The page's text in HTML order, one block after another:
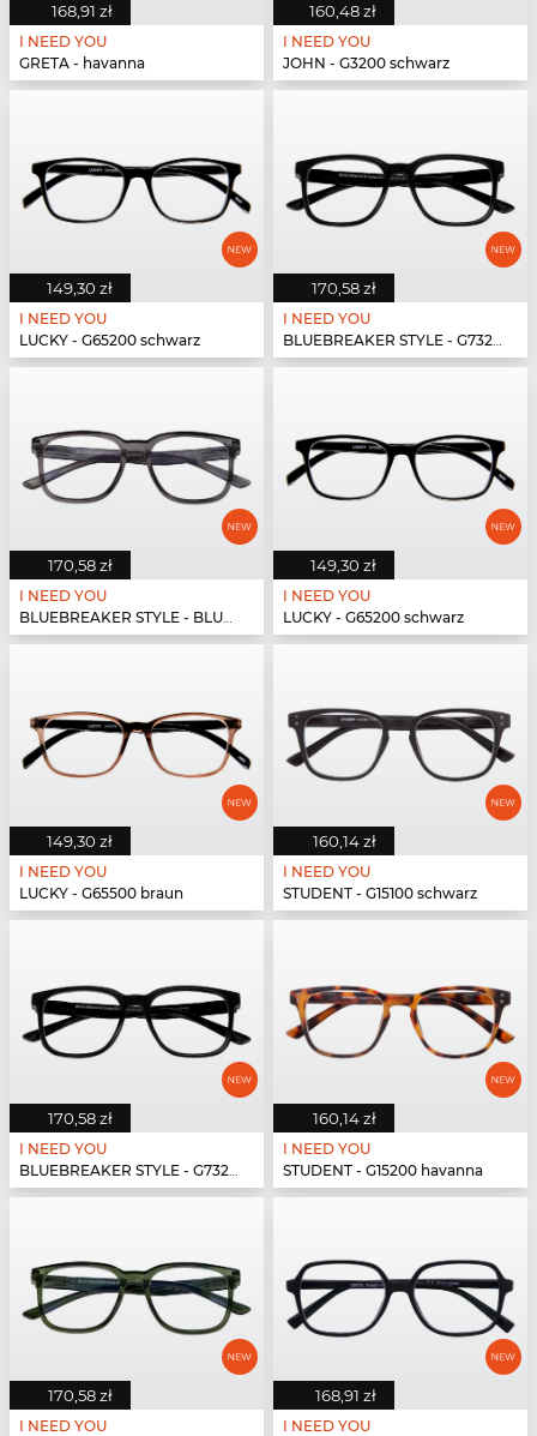
168,91 zł
I NEED YOU
GRETA - havanna
160,48 zł
I NEED YOU
JOHN - G3200 schwarz
149,30 zł
I NEED YOU
LUCKY - G65200 schwarz
170,58 zł
I NEED YOU
BLUEBREAKER STYLE - G73200 schwarz
170,58 zł
I NEED YOU
BLUEBREAKER STYLE - BLUEBR Style G73400 grau
149,30 zł
I NEED YOU
LUCKY - G65200 schwarz
149,30 zł
I NEED YOU
LUCKY - G65500 braun
160,14 zł
I NEED YOU
STUDENT - G15100 schwarz
170,58 zł
I NEED YOU
BLUEBREAKER STYLE - G73200 schwarz
160,14 zł
I NEED YOU
STUDENT - G15200 havanna
170,58 zł
I NEED YOU
168,91 zł
I NEED YOU